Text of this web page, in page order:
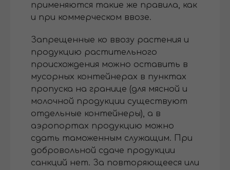
применяются такие же правила, как
и при коммерческом ввозе.
Запрещенные ко ввозу растения и
продукцию растительного
происхождения можно оставить в
мусорных контейнерах в пунктах
пропуска на границе (для мясной и
молочной продукции существуют
отдельные контейнеры), а в
аэропортах продукцию можно
сдать таможенным служащим. При
добровольной сдаче продукции
санкций нет. За повторяющееся или